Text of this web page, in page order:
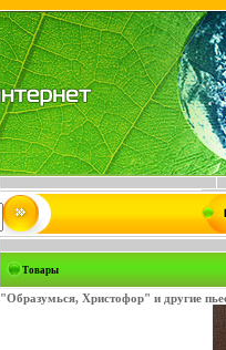
Товары
"Образумься, Христофор" и другие